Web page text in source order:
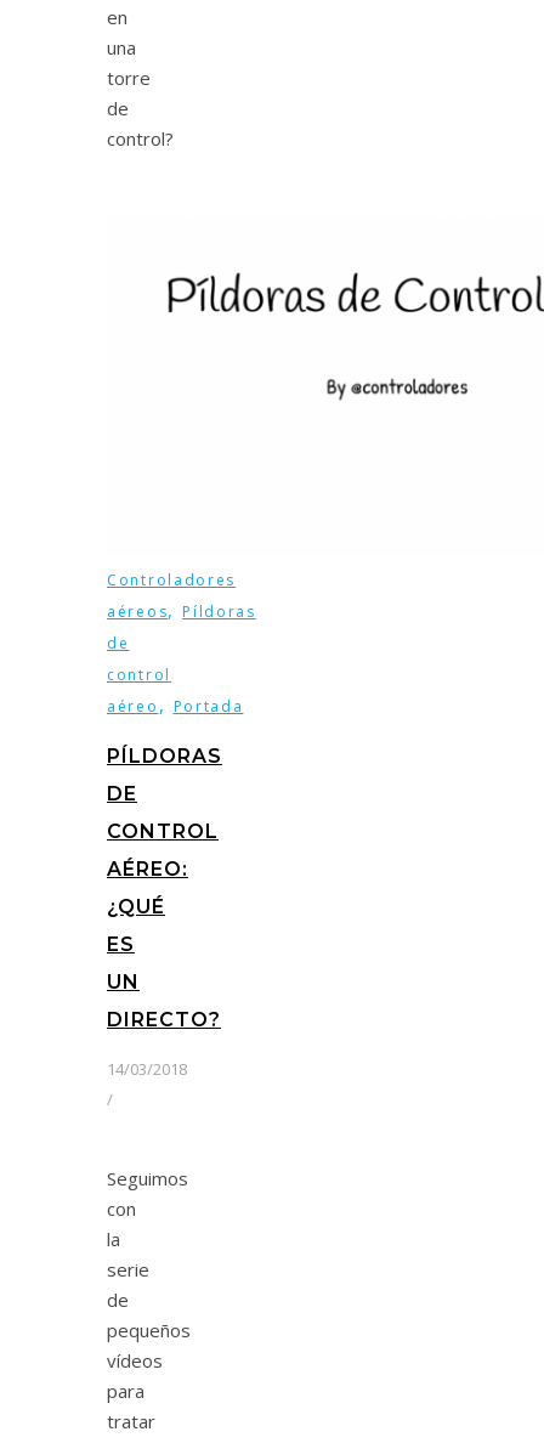
en
una
torre
de
control?
Controladores
aéreos,Píldoras
de
control
aéreo , Portada
PÍLDORAS
DE
CONTROL
AÉREO:
¿QUÉ
ES
UN
DIRECTO?
14/03/2018
/
Seguimos
con
la
serie
de
pequeños
vídeos
para
tratar